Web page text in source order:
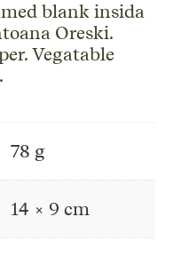
blank insida
Oreski.
Vegatable
78 g
14 × 9 cm